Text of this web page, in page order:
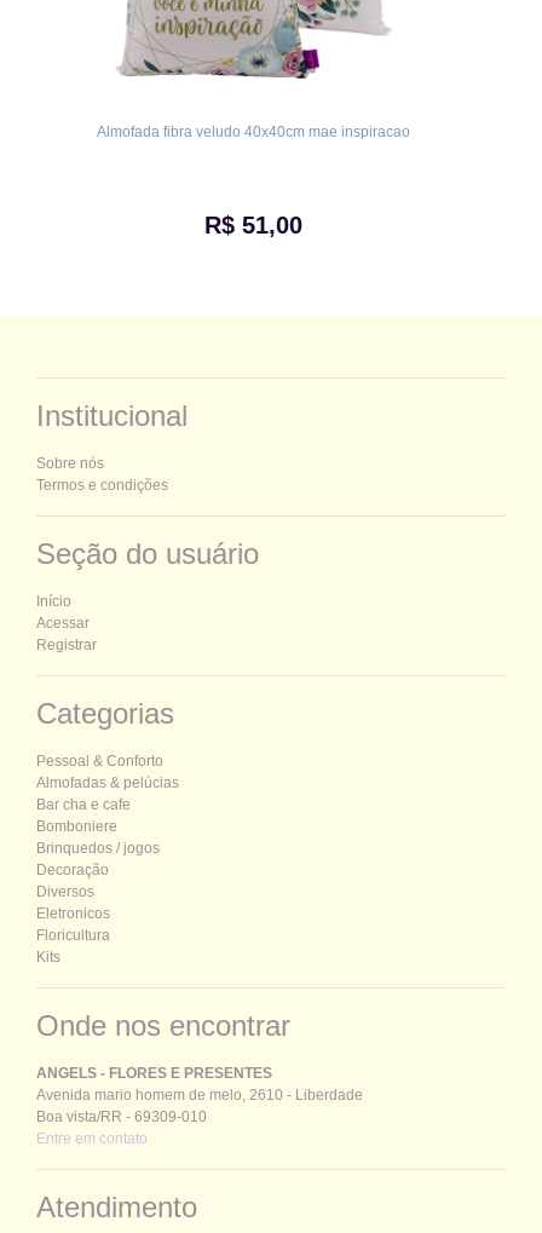
Almofada fibra veludo 40x40cm mae inspiracao
R$ 51,00
Institucional
Sobre nós
Termos e condições
Seção do usuário
Início
Acessar
Registrar
Categorias
Pessoal & Conforto
Almofadas & pelúcias
Bar cha e cafe
Bomboniere
Brinquedos / jogos
Decoração
Diversos
Eletronicos
Floricultura
Kits
Onde nos encontrar
ANGELS - FLORES E PRESENTES
Avenida mario homem de melo, 2610 - Liberdade
Boa vista/RR - 69309-010
Entre em contato
Atendimento